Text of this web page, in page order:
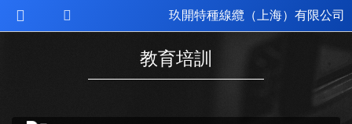
玖開特種線纜（上海）有限公司
教育培訓